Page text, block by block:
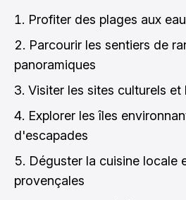
Profiter des plages aux
Parcourir les sentiers de
panoramiques
Visiter les sites culturels et
Explorer les îles
d'escapades
Déguster la cuisine locale
provençales